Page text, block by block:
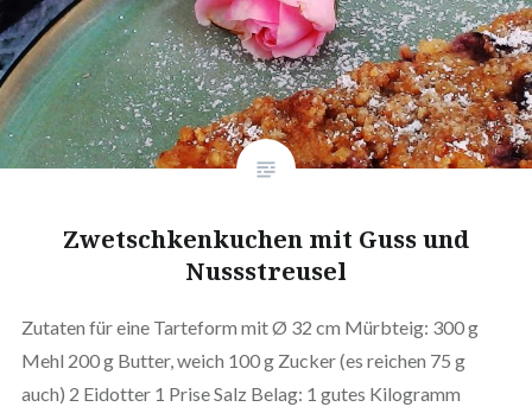
Zwetschkenkuchen mit Guss und
Nussstreusel
Zutaten für eine Tarteform mit Ø 32 cm Mürbteig: 300 g
Mehl 200 g Butter, weich 100 g Zucker (es reichen 75 g
auch) 2 Eidotter 1 Prise Salz Belag: 1 gutes Kilogramm